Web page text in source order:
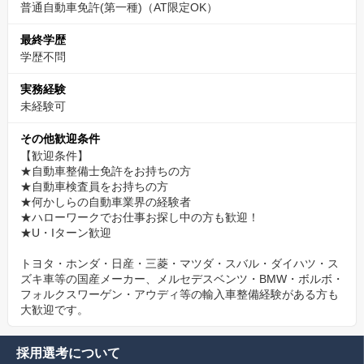
普通自動車免許(第一種)（AT限定OK）
最終学歴
学歴不問
実務経験
未経験可
その他歓迎条件
【歓迎条件】
★自動車整備士免許をお持ちの方
★自動車検査員をお持ちの方
★何かしらの自動車業界の経験者
★ハローワークでお仕事お探し中の方も歓迎！
★U・Iターン歓迎
トヨタ・ホンダ・日産・三菱・マツダ・スバル・ダイハツ・ス
ズキ車等の国産メーカー、メルセデスベンツ・BMW・ボルボ・
フォルクスワーゲン・アウディ等の輸入車整備経験がある方も
大歓迎です。
採用選考について